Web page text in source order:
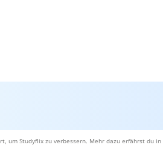
um Studyflix zu verbessern. Mehr dazu erfährst du in